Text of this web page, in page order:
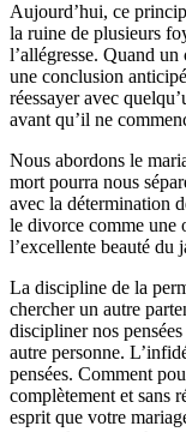
Aujourd’hui, ce
la ruine de plusieurs
l’allégresse. Quand un
une conclusion
réessayer avec
avant qu’il ne
Nous abordons le
mort pourra nous
avec la détermination
le divorce comme une
l’excellente beauté du
La discipline de la
chercher un autre
discipliner nos
autre personne.
pensées. Comment
complètement et sans
esprit que votre